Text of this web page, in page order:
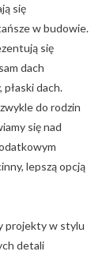
się
w budowie.
się
dach
dach.
do rodzin
się nad
lepszą opcją
projekty w stylu
detali